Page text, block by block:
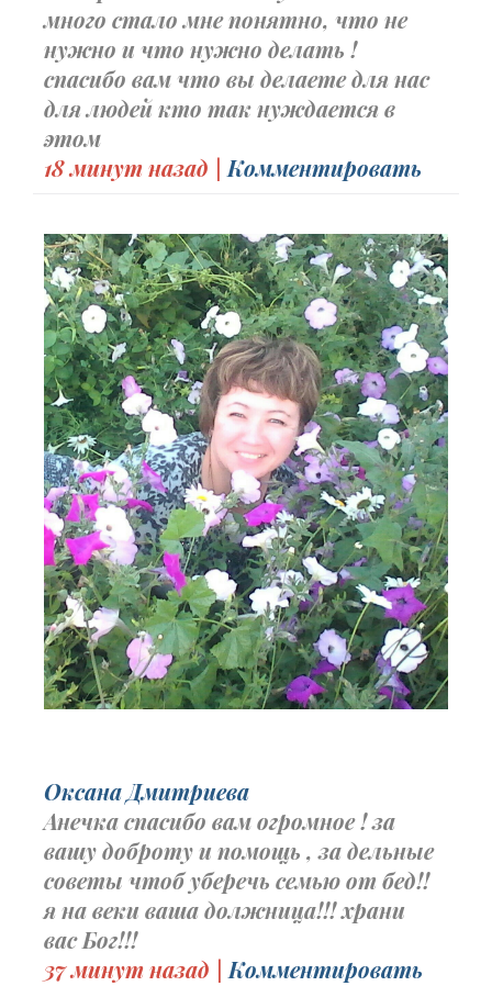
много стало мне понятно, что не
нужно и что нужно делать !
спасибо вам что вы делаете для нас
для людей кто так нуждается в
этом
18 минут назад | Комментировать
Оксана Дмитриева
Анечка спасибо вам огромное ! за
вашу доброту и помощь , за дельные
советы чтоб уберечь семью от бед!!
я на веки ваша должница!!! храни
вас Бог!!!
37 минут назад | Комментировать